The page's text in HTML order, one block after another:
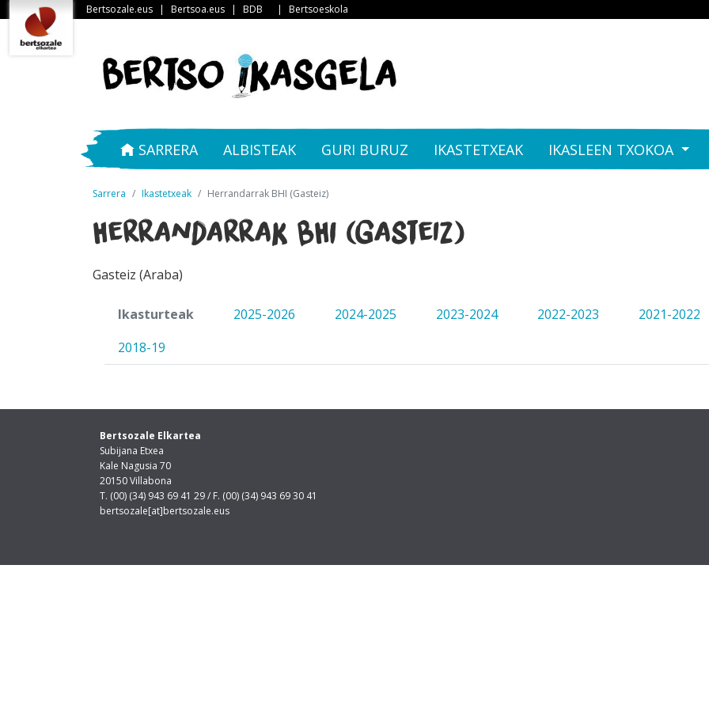
Bertsozale.eus | Bertsoa.eus | BDB | Bertsoeskola
SARRERA ALBISTEAK GURI BURUZ IKASTETXEAK IKASLEEN TXOKOA
Sarrera Ikastetxeak Herrandarrak BHI (Gasteiz)
Herrandarrak BHI (Gasteiz)
Gasteiz (Araba)
Ikasturteak 2025-2026 2024-2025 2023-2024 2022-2023 2021-2022
2018-19
Bertsozale Elkartea
Subijana Etxea
Kale Nagusia 70
20150 Villabona
T. (00) (34) 943 69 41 29 / F. (00) (34) 943 69 30 41
bertsozale[at]bertsozale.eus